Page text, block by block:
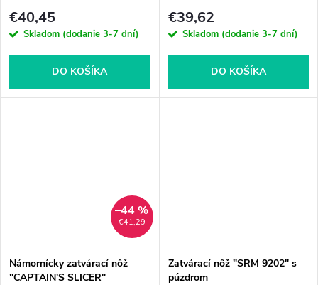
€40,45
Skladom (dodanie 3-7 dní)
DO KOŠÍKA
€39,62
Skladom (dodanie 3-7 dní)
DO KOŠÍKA
€41,29
–44 %
Námornícky zatvárací nôž
"CAPTAIN'S SLICER"
Zatvárací nôž "SRM 9202" s
púzdrom